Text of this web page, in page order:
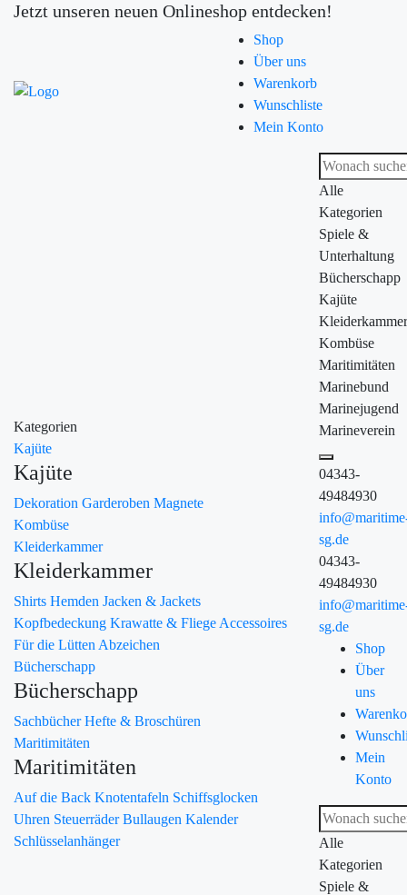
Jetzt unseren neuen Onlineshop entdecken!
Shop
Über uns
Warenkorb
Wunschliste
Mein Konto
Kategorien
Kajüte
Kajüte
Dekoration Garderoben Magnete
Kombüse
Kleiderkammer
Kleiderkammer
Shirts Hemden Jacken & Jackets
Kopfbedeckung Krawatte & Fliege Accessoires
Für die Lütten Abzeichen
Bücherschapp
Bücherschapp
SachbücherHefte & Broschüren
Maritimitäten
Maritimitäten
Auf die Back Knotentafeln Schiffsglocken
Uhren SteuerräderBullaugen Kalender
Schlüsselanhänger
Alle
Kategorien
Spiele &
Unterhaltung
Bücherschapp
Kajüte
Kleiderkammer
Kombüse
Maritimitäten
Marinebund
Marinejugend
Marineverein
04343-
49484930
sg.de
04343-
49484930
sg.de
Shop
Über
uns
Mein
Konto
Alle
Kategorien
Spiele &